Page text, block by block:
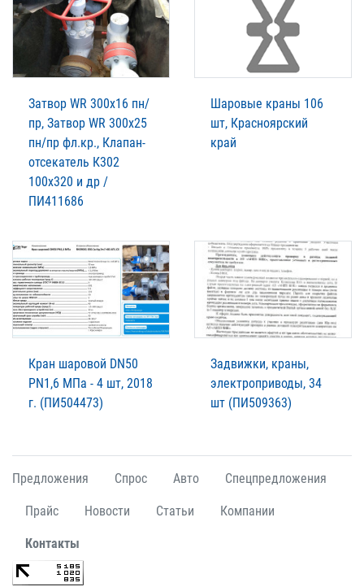
Затвор WR 300х16 пн/
пр, Затвор WR 300х25
пн/пр фл.кр., Клапан-
отсекатель К302
100х320 и др /
ПИ411686
Шаровые краны 106
шт, Красноярский
край
Кран шаровой DN50
PN1,6 МПа - 4 шт, 2018
г. (ПИ504473)
Задвижки, краны,
электроприводы, 34
шт (ПИ509363)
Предложения Спрос Авто Спецпредложения
Прайс Новости Статьи Компании
Контакты